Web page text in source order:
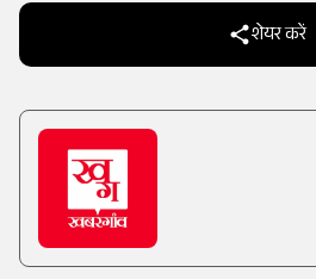
शेयर करें